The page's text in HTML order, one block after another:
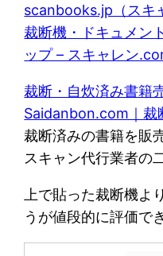
scanbooks.jp（スキ
裁断機・ドキュメン
ップ – スキャレン
裁断・自炊済み書籍
Saidanbon.com｜裁
裁断済みの書籍を販
スキャン代行業者の
上で貼った裁断機よ
うが値段的に評価で